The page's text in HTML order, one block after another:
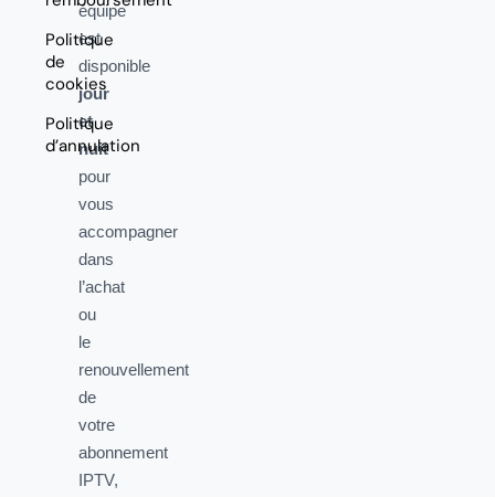
Politique
de
cookies
Politique
d’annulation
équipe
est
disponible
jour
et
nuit
pour
vous
accompagner
dans
l’achat
ou
le
renouvellement
de
votre
abonnement
IPTV,